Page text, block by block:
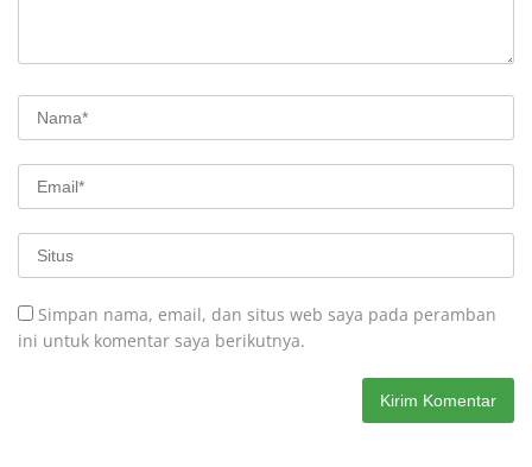
Simpan nama, email, dan situs web saya pada peramban
ini untuk komentar saya berikutnya.